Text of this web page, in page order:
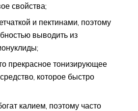
свойства;
и пектинами, поэтому
выводить из
прекрасное тонизирующее
которое быстро
калием, поэтому часто